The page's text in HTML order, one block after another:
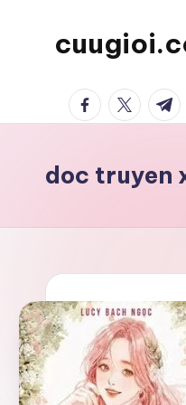
facebook.com
t.me
doc truyen